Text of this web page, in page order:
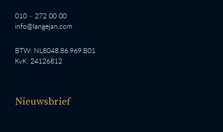
010 – 272 00 00
info@langejan.com
BTW: NL8048.86.969.B01
KvK: 24126812
Nieuwsbrief